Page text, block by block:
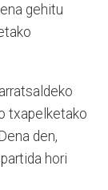
gehitu
txapelketako
den,
hori